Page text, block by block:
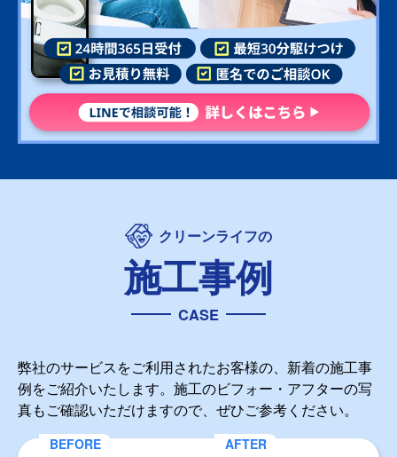
クリーンライフの
施工事例
CASE
弊社のサービスをご利用されたお客様の、新着の施工事
例をご紹介いたします。施工のビフォー・アフターの写
真もご確認いただけますので、ぜひご参考ください。